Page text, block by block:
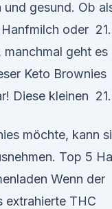
gesund. Ob
oder 21.
geht es
Keto Brownies
Diese kleinen 21.
möchte, kann
Top 5
Wenn der
extrahierte THC